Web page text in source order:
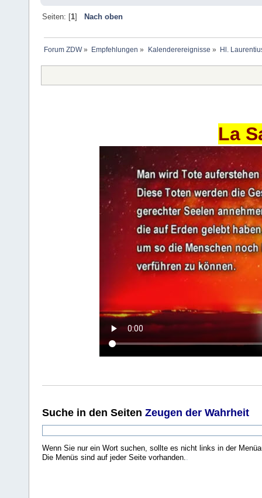
Seiten: [1] Nach oben
Forum ZDW» Empfehlungen » Kalenderereignisse » Hl.
La
Suche in den Seiten Zeugen der Wahrheit
Wenn Sie nur ein Wort suchen, sollte es nicht links in der
Die Menüs sind auf jeder Seite vorhanden.